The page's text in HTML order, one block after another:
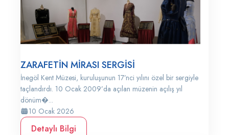
ZARAFETİN MİRASI SERGİSİ
İnegöl Kent Müzesi, kuruluşunun 17’nci yılını özel bir sergiyle
taçlandırdı. 10 Ocak 2009’da açılan müzenin açılış yıl
dönüm�...
10 Ocak 2026
Detaylı Bilgi